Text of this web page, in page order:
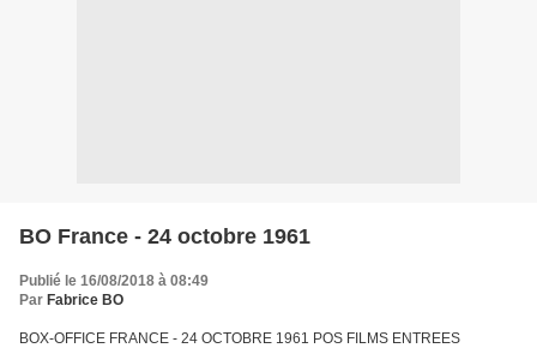
BO France - 24 octobre 1961
Publié le 16/08/2018 à 08:49
Par Fabrice BO
BOX-OFFICE FRANCE - 24 OCTOBRE 1961 POS FILMS ENTREES